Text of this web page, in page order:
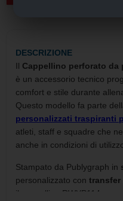
DESCRIZIONE
Il Cappellino perforato da
è un accessorio tecnico
comfort e stile durante
Questo modello fa parte
personalizzati traspiranti
atleti, staff e squadre che
anche in condizioni di
Stampato da Publygraph in
personalizzato con transfer
il cappellino RWYP114